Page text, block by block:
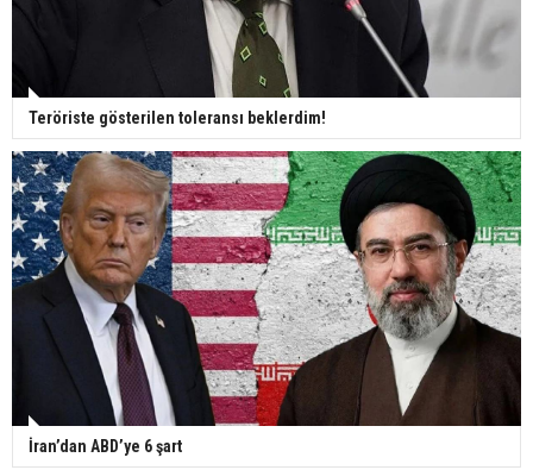
Teröriste gösterilen toleransı beklerdim!
İran’dan ABD’ye 6 şart